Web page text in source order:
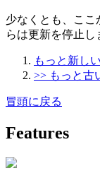
少なくとも、ここ
らは更新を停止し
もっと新し
>> もっと古
冒頭に戻る
Features